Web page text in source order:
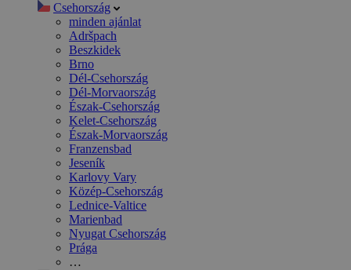
Csehország
minden ajánlat
Adršpach
Beszkidek
Brno
Dél-Csehország
Dél-Morvaország
Észak-Csehország
Kelet-Csehország
Észak-Morvaország
Franzensbad
Jeseník
Karlovy Vary
Közép-Csehország
Lednice-Valtice
Marienbad
Nyugat Csehország
Prága
…